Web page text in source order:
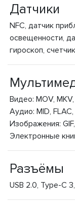
Датчики
NFC, датчик
освещенности,
гироскоп,
Видео: MOV,
Аудио: MID,
Изображения:
Электронные
Разъёмы
USB 2.0, Type-C